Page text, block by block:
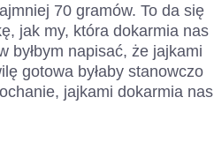
70 gramów. To da się
jak my, która dokarmia nas
byłbym napisać, że jajkami
gotowa byłaby stanowczo
jajkami dokarmia nas